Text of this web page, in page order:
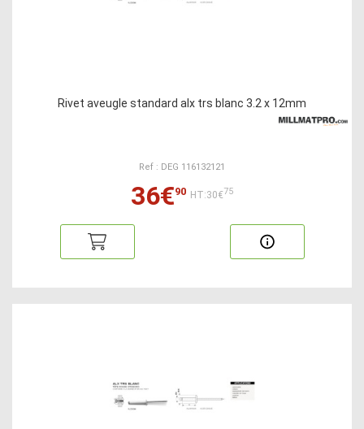
Rivet aveugle standard alx trs blanc 3.2 x 12mm
Ref : DEG 116132121
36€90 HT:30€75